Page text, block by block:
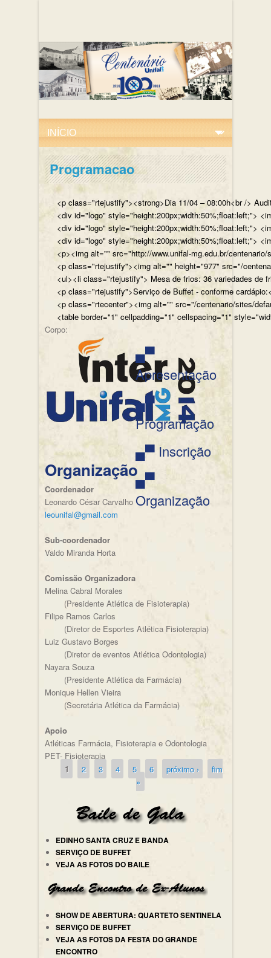
Programacao
<p class="rtejustify"><strong>Dia 11/04 – 08:00h<br />
<div id="logo" style="height:200px;width:50%;float:left;">
<div id="logo" style="height:200px;width:50%;float:left;">
<div id="logo" style="height:200px;width:50%;float:left;">
<p><img alt="" src="http://www.unifal-mg.edu.br/
<p class="rtejustify"><img alt="" height="977" src="/
<ul><li class="rtejustify"> Mesa de frios: 36 variedades de
<p class="rtejustify">Serviço de Buffet - conforme
<p class="rtecenter"><img alt="" src="/centenario/sites/
<table border="1" cellpadding="1" cellspacing="1"
Corpo:
▄▀
Apresentação
▄▀
Programação
▄▀ Inscrição
▄▀
Organização
Organização
Coordenador
Leonardo César Carvalho
leounifal@gmail.com
Sub-coordenador
Valdo Miranda Horta
Comissão Organizadora
Melina Cabral Morales
(Presidente Atlética de Fisioterapia)
Filipe Ramos Carlos
(Diretor de Esportes Atlética Fisioterapia)
Luiz Gustavo Borges
(Diretor de eventos Atlética Odontologia)
Nayara Souza
(Presidente Atlética da Farmácia)
Monique Hellen Vieira
(Secretária Atlética da Farmácia)
Apoio
Atléticas Farmácia, Fisioterapia e Odontologia
PET- Fisioterapia
Páginas
1 2 3 4 5 6 próximo ›
fim
»
EDINHO SANTA CRUZ E BANDA
SERVIÇO DE BUFFET
VEJA AS FOTOS DO BAILE
SHOW DE ABERTURA: QUARTETO SENTINELA
SERVIÇO DE BUFFET
VEJA AS FOTOS DA FESTA DO GRANDE
ENCONTRO